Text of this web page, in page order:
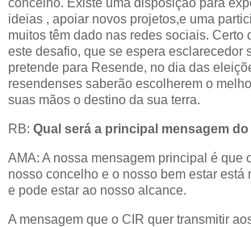
ideias , apoiar novos projetos,e uma
muitos têm dado nas redes sociais. Certo
este desafio, que se espera esclarecedor
pretende para Resende, no dia das
resendenses saberão escolherem o
suas mãos o destino da sua terra.
RB: Qual será a principal mensagem do
AMA: A nossa mensagem principal é que
nosso concelho e o nosso bem estar está
e pode estar ao nosso alcance.
A mensagem que o CIR quer transmitir